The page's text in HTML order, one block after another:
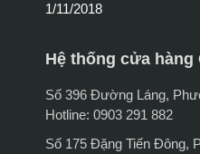
1/11/2018
Hệ thống cửa hàng
Số 396 Đường Láng,
Hotline: 0903 291 882
Số 175 Đặng Tiến Đông,